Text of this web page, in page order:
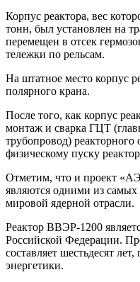
Корпус реактора, вес
тонн, был установлен на
перемещен в отсек
тележки по рельсам.
На штатное место корпус
полярного крана.
После того, как корпус
монтаж и сварка ГЦТ
трубопровод) реакторного
физическому пуску
Отметим, что и проект
являются одними из самых
мировой ядерной отрасли.
Реактор ВВЭР-1200
Российской Федерации.
составляет шестьдесят
энергетики.